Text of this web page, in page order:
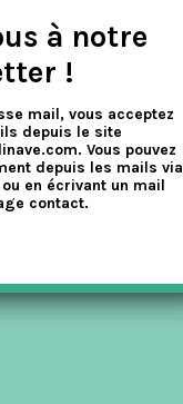
à notre
!
mail, vous acceptez
depuis le site
Vous pouvez
depuis les mails via
en écrivant un mail
contact.